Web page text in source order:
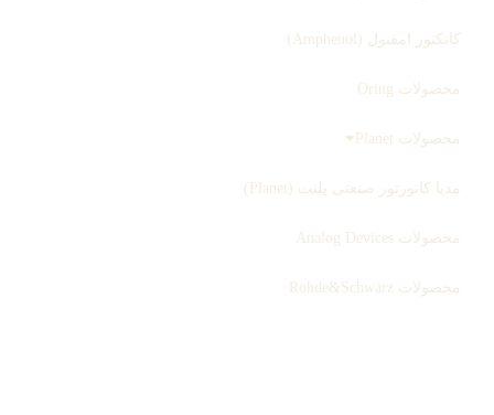
کانکتور امفنول (Amphenol)
محصولات Oring
محصولات Planet
مدیا کانورتور صنعتی پلنت (Planet)
محصولات Analog Devices
محصولات Rohde&Schwarz